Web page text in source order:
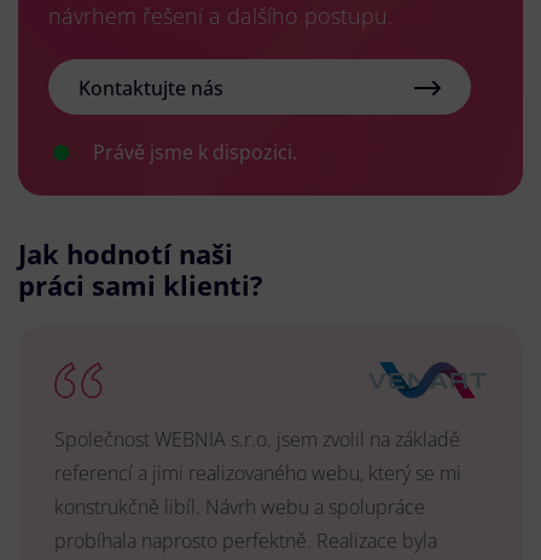
návrhem řešení a dalšího postupu.
Kontaktujte nás
Právě jsme k dispozici.
Jak hodnotí naši
práci sami klienti?
Společnost WEBNIA s.r.o. jsem zvolil na základě
referencí a jimi realizovaného webu, který se mi
konstrukčně libíl. Návrh webu a spolupráce
probíhala naprosto perfektně. Realizace byla